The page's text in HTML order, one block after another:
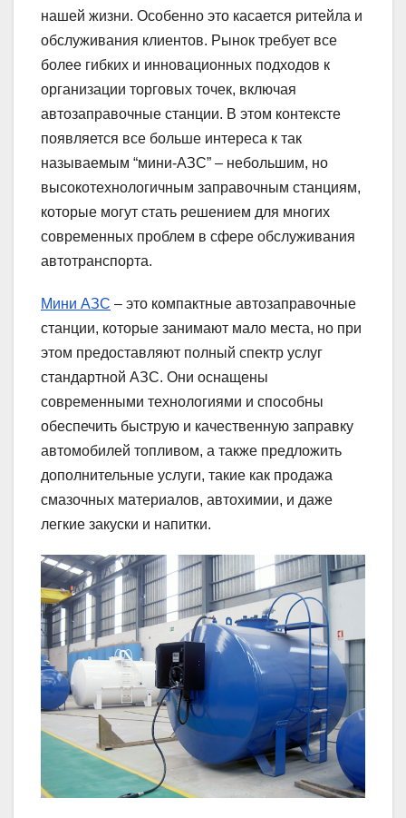
нашей жизни. Особенно это касается ритейла и
обслуживания клиентов. Рынок требует все
более гибких и инновационных подходов к
организации торговых точек, включая
автозаправочные станции. В этом контексте
появляется все больше интереса к так
называемым “мини-АЗС” – небольшим, но
высокотехнологичным заправочным станциям,
которые могут стать решением для многих
современных проблем в сфере обслуживания
автотранспорта.
Мини АЗС – это компактные автозаправочные
станции, которые занимают мало места, но при
этом предоставляют полный спектр услуг
стандартной АЗС. Они оснащены
современными технологиями и способны
обеспечить быструю и качественную заправку
автомобилей топливом, а также предложить
дополнительные услуги, такие как продажа
смазочных материалов, автохимии, и даже
легкие закуски и напитки.